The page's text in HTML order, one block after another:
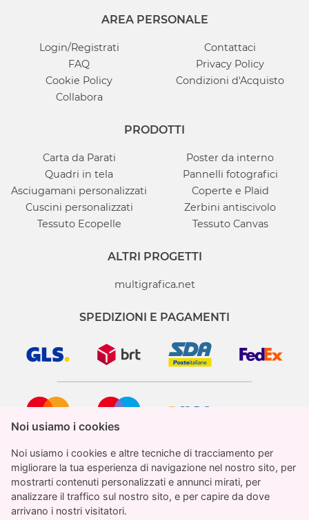
Noi usiamo i cookies
Noi usiamo i cookies e altre tecniche di tracciamento per
migliorare la tua esperienza di navigazione nel nostro sito, per
mostrarti contenuti personalizzati e annunci mirati, per
analizzare il traffico sul nostro sito, e per capire da dove
arrivano i nostri visitatori.
Noi usiamo i cookies
Noi usiamo i cookies e altre tecniche di tracciamento per
migliorare la tua esperienza di navigazione nel nostro sito, per
mostrarti contenuti personalizzati e annunci mirati, per
analizzare il traffico sul nostro sito, e per capire da dove
arrivano i nostri visitatori.
AREA PERSONALE
Login/Registrati
Contattaci
FAQ
Privacy Policy
Cookie Policy
Condizioni d'Acquisto
Collabora
PRODOTTI
Carta da Parati
Poster da interno
Quadri in tela
Pannelli fotografici
Asciugamani personalizzati
Coperte e Plaid
Cuscini personalizzati
Zerbini antiscivolo
Tessuto Ecopelle
Tessuto Canvas
ALTRI PROGETTI
multigrafica.net
SPEDIZIONI E PAGAMENTI
StampaParati.it è un marchio registrato di proprietà